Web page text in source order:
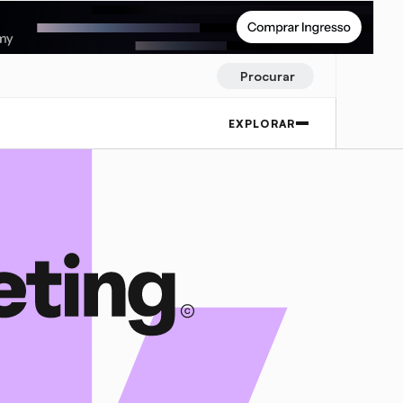
Procurar
EXPLORAR